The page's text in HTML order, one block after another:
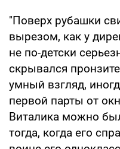
"Поверх рубашки
вырезом, как у
не по-детски
скрывался
умный взгляд,
первой парты от
Виталика можно
тогда, когда его